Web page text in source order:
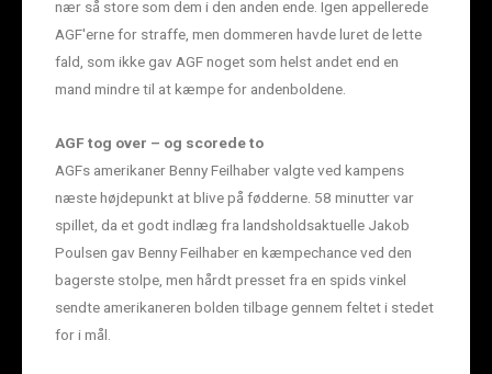
nær så store som dem i den anden ende. Igen appellerede
AGF'erne for straffe, men dommeren havde luret de lette
fald, som ikke gav AGF noget som helst andet end en
mand mindre til at kæmpe for andenboldene.
AGF tog over – og scorede to
AGFs amerikaner Benny Feilhaber valgte ved kampens
næste højdepunkt at blive på fødderne. 58 minutter var
spillet, da et godt indlæg fra landsholdsaktuelle Jakob
Poulsen gav Benny Feilhaber en kæmpechance ved den
bagerste stolpe, men hårdt presset fra en spids vinkel
sendte amerikaneren bolden tilbage gennem feltet i stedet
for i mål.